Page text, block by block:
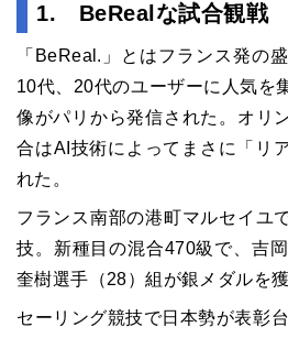
1. BeRealな試合観戦
「BeReal.」とはフランス発の
10代、20代のユーザーに人気を
像がパリから発信された。オリ
合はAI技術によってまさに「リ
れた。
フランス南部の港町マルセイユ
技。新種目の混合470級で、吉
奎樹選手（28）組が銀メダルを獲
セーリング競技で日本勢が表彰